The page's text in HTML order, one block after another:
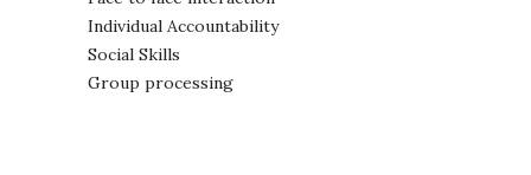
Individual Accountability
Social Skills
Group processing